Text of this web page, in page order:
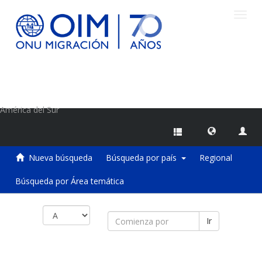
América del Sur
Nueva búsqueda Búsqueda por país Regional
Búsqueda por Área temática
Ir